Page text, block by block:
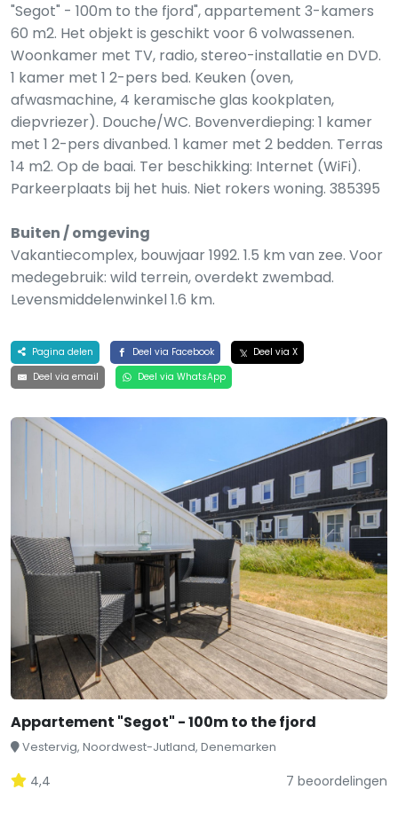
"Segot" - 100m to the fjord", appartement 3-kamers
60 m2. Het objekt is geschikt voor 6 volwassenen.
Woonkamer met TV, radio, stereo-installatie en DVD.
1 kamer met 1 2-pers bed. Keuken (oven,
afwasmachine, 4 keramische glas kookplaten,
diepvriezer). Douche/WC. Bovenverdieping: 1 kamer
met 1 2-pers divanbed. 1 kamer met 2 bedden. Terras
14 m2. Op de baai. Ter beschikking: Internet (WiFi).
Parkeerplaats bij het huis. Niet rokers woning. 385395
Buiten / omgeving
Vakantiecomplex, bouwjaar 1992. 1.5 km van zee. Voor
medegebruik: wild terrein, overdekt zwembad.
Levensmiddelenwinkel 1.6 km.
Pagina delen Deel via Facebook
Deel via X
Deel via email
Deel via WhatsApp
Appartement "Segot" - 100m to the fjord
Vestervig, Noordwest-Jutland, Denemarken
4,4 7 beoordelingen